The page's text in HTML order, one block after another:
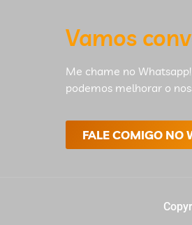
Vamos
Me chame no
podemos melhorar o
FALE COMIGO NO